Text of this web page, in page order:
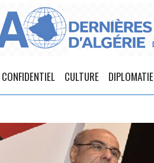
CONFIDENTIEL CULTURE DIPLOMATIE